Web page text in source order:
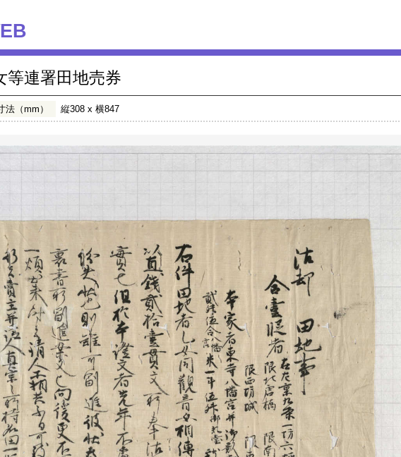
等連署田地売券
法（mm） 縦308 x 横847